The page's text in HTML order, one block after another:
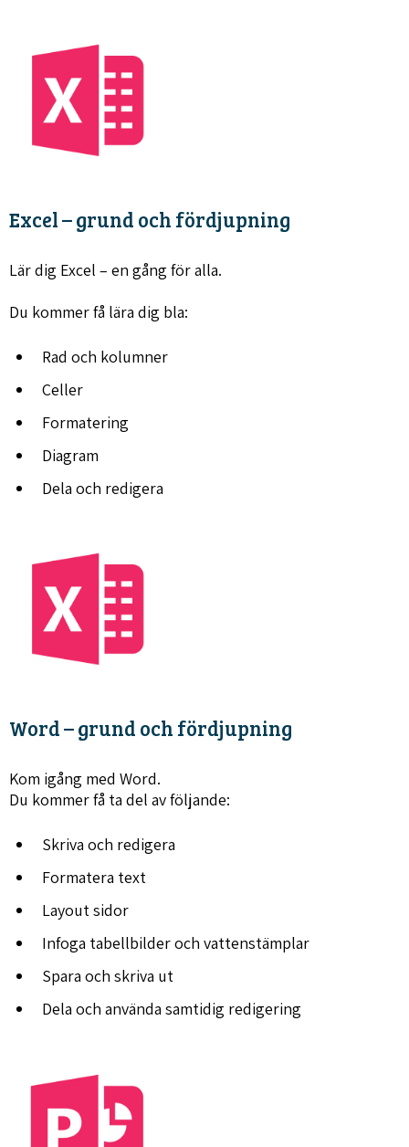
Excel – grund och fördjupning
Lär dig Excel – en gång för alla.
Du kommer få lära dig bla:
Rad och kolumner
Celler
Formatering
Diagram
Dela och redigera
Word – grund och fördjupning
Kom igång med Word.
Du kommer få ta del av följande:
Skriva och redigera
Formatera text
Layout sidor
Infoga tabellbilder och vattenstämplar
Spara och skriva ut
Dela och använda samtidig redigering